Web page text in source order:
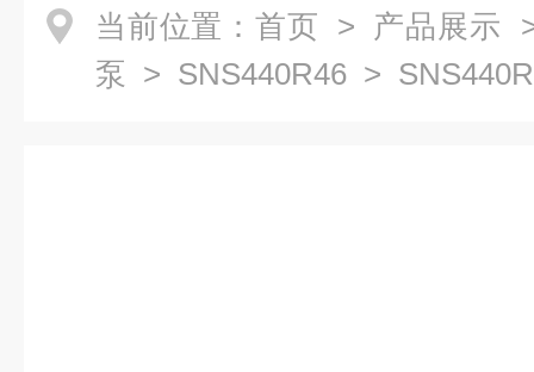
当前位置： 首页 > 产品展示
泵 > SNS440R46 >